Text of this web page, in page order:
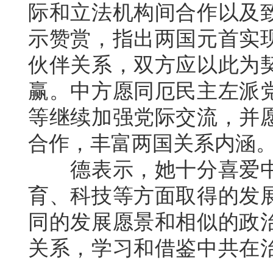
际和立法机构间合作以及
示赞赏，指出两国元首实
伙伴关系，双方应以此为
赢。中方愿同厄民主左派
等继续加强党际交流，并
合作，丰富两国关系内涵
德表示，她十分喜爱中
育、科技等方面取得的发
同的发展愿景和相似的政
关系，学习和借鉴中共在